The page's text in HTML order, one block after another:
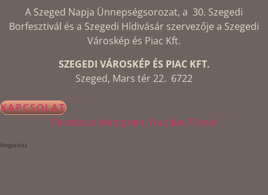
A Szeged Napja Ünnepségsorozat, a 30. Szegedi
Borfesztivál és a Szegedi Hídivásár szervezője a Szegedi
Városkép és Piac Kft.
SZEGEDI VÁROSKÉP ÉS PIAC KFT.
Szeged, Mars tér 22. 6722
KAPCSOLAT
Facebook Instagram Youtube Tiktok
Megosztás